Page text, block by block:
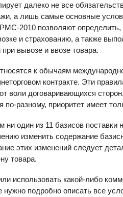
далеко не все
а лишь самые основные
2010 позволяют определить,
и страхованию, а также
вывозе и ввозе товара.
к обычаям
контракте. Эти
от воли договаривающихся
по-разному, приоритет имеет
один из 11 базисов поставки
изменить содержание
этих изменений следует
товара.
использовать какой-либо
подробно описать все